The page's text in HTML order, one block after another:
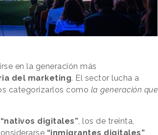
en la generación más
del marketing. El sector lucha a
categorizarlos como la generación que
“nativos digitales” , los de treinta,
“inmigrantes digitales”